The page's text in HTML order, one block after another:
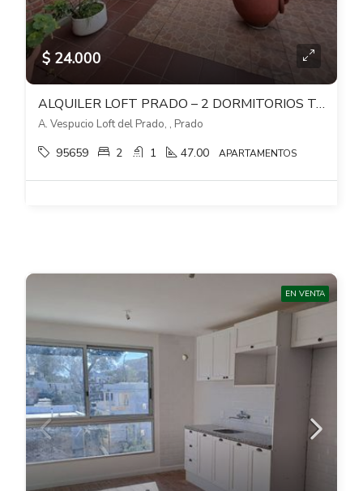
$ 24.000
ALQUILER LOFT PRADO – 2 DORMITORIOS TODO PB CON JARDIN Y PATIO
A. Vespucio Loft del Prado, , Prado
95659 2 1 47.00 APARTAMENTOS
EN VENTA